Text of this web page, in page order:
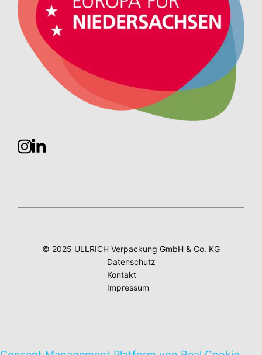
© 2025 ULLRICH Verpackung GmbH & Co. KG
Datenschutz
Kontakt
Impressum